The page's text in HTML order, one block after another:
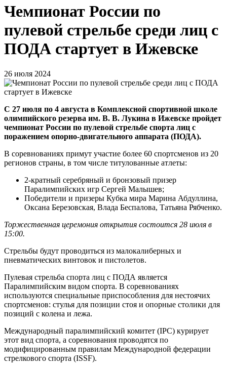
Чемпионат России по
пулевой стрельбе среди лиц с
ПОДА стартует в Ижевске
26 июля 2024
С 27 июля по 4 августа в Комплексной спортивной школе
олимпийского резерва им. В. В. Лукина в Ижевске пройдет
чемпионат России по пулевой стрельбе спорта лиц с
поражением опорно-двигательного аппарата (ПОДА).
В соревнованиях примут участие более 60 спортсменов из 20
регионов страны, в том числе титулованные атлеты:
2-кратный серебряный и бронзовый призер
Паралимпийских игр Сергей Малышев;
Победители и призеры Кубка мира Марина Абдуллина,
Оксана Березовская, Влада Беспалова, Татьяна Рябченко.
Торжественная церемония открытия состоится 28 июля в
15:00.
Стрельбы будут проводиться из малокалиберных и
пневматических винтовок и пистолетов.
Пулевая стрельба спорта лиц с ПОДА является
Паралимпийским видом спорта. В соревнованиях
используются специальные приспособления для нестоячих
спортсменов: стулья для позиции стоя и опорные столики для
позиций с колена и лежа.
Международный паралимпийский комитет (IPC) курирует
этот вид спорта, а соревнования проводятся по
модифицированным правилам Международной федерации
стрелкового спорта (ISSF).